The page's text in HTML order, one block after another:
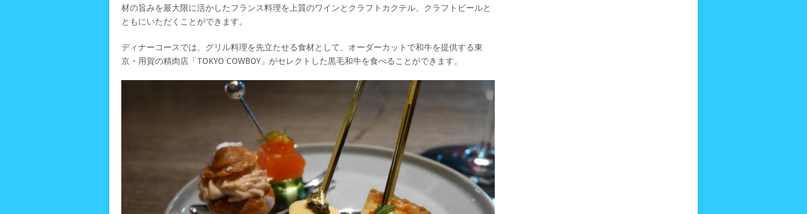
材の旨みを最大限に活かしたフランス料理を上質のワインとクラフトカクテル、クラフトビールと
ともにいただくことができます。
ディナーコースでは、グリル料理を先立たせる食材として、オーダーカットで和牛を提供する東
京・用賀の精肉店「TOKYO COWBOY」がセレクトした黒毛和牛を食べることができます。